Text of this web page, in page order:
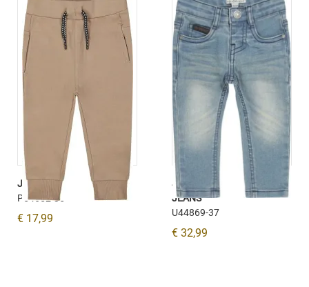
JOGGINGBROEK ZAND
P54652-35
€ 17,99
JEANS SKINNY BLUE
JEANS
U44869-37
€ 32,99